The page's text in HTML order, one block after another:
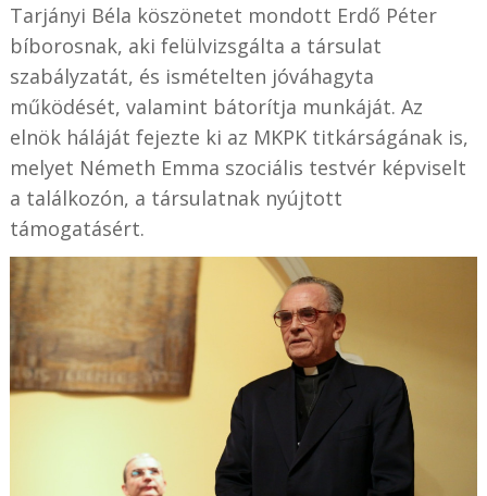
Tarjányi Béla köszönetet mondott Erdő Péter
bíborosnak, aki felülvizsgálta a társulat
szabályzatát, és ismételten jóváhagyta
működését, valamint bátorítja munkáját. Az
elnök háláját fejezte ki az MKPK titkárságának is,
melyet Németh Emma szociális testvér képviselt
a találkozón, a társulatnak nyújtott
támogatásért.